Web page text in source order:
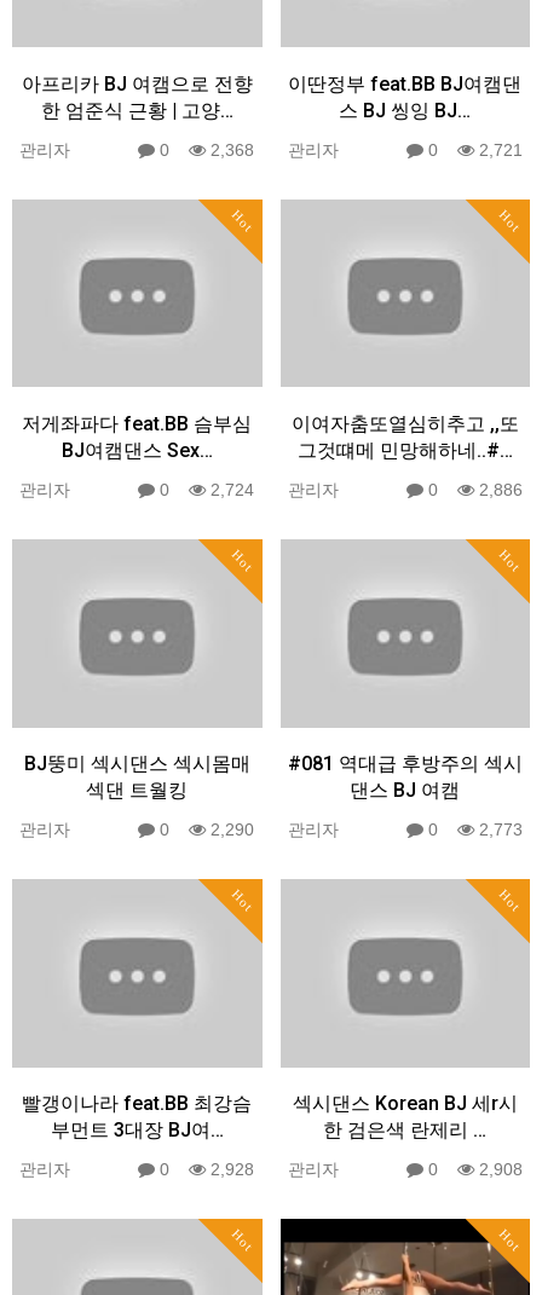
아프리카 BJ 여캠으로 전향
한 엄준식 근황 | 고양…
관리자 0 2,368
이딴정부 feat.BB BJ여캠댄
스 BJ 씽잉 BJ…
관리자 0 2,721
Hot
저게좌파다 feat.BB 슴부심
BJ여캠댄스 Sex…
관리자 0 2,724
Hot
이여자춤또열심히추고 ,,또
그것떄메 민망해하네..#…
관리자 0 2,886
Hot
BJ뚱미 섹시댄스 섹시몸매
섹댄 트월킹
관리자 0 2,290
Hot
#081 역대급 후방주의 섹시
댄스 BJ 여캠
관리자 0 2,773
Hot
빨갱이나라 feat.BB 최강슴
부먼트 3대장 BJ여…
관리자 0 2,928
Hot
섹시댄스 Korean BJ 세r시
한 검은색 란제리 …
관리자 0 2,908
Hot Hot